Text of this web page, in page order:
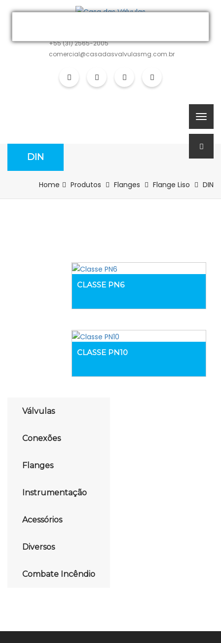
+55 (31) 2565-2005
comercial@casadasvalvulasmg.com.br
DIN
Home Produtos Flanges Flange Liso DIN
CLASSE PN6
CLASSE PN10
Válvulas
Conexões
Flanges
Instrumentação
Acessórios
Diversos
Combate Incêndio